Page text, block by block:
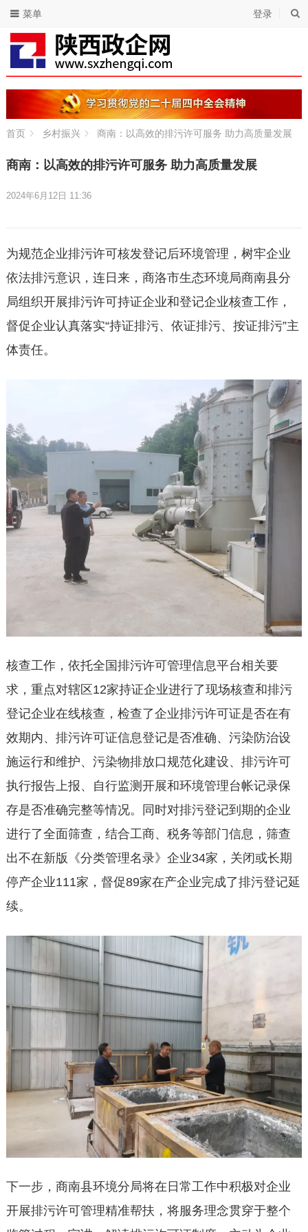
登录
菜单
首页 乡村振兴 商南：以高效的排污许可服务 助力高质量发展
商南：以高效的排污许可服务 助力高质量发展
2024年6月12日 11:36
为规范企业排污许可核发登记后环境管理，树牢企业
依法排污意识，连日来，商洛市生态环境局商南县分
局组织开展排污许可持证企业和登记企业核查工作，
督促企业认真落实“持证排污、依证排污、按证排污”主
体责任。
核查工作，依托全国排污许可管理信息平台相关要
求，重点对辖区12家持证企业进行了现场核查和排污
登记企业在线核查，检查了企业排污许可证是否在有
效期内、排污许可证信息登记是否准确、污染防治设
施运行和维护、污染物排放口规范化建设、排污许可
执行报告上报、自行监测开展和环境管理台帐记录保
存是否准确完整等情况。同时对排污登记到期的企业
进行了全面筛查，结合工商、税务等部门信息，筛查
出不在新版《分类管理名录》企业34家，关闭或长期
停产企业111家，督促89家在产企业完成了排污登记延
续。
下一步，商南县环境分局将在日常工作中积极对企业
开展排污许可管理精准帮扶，将服务理念贯穿于整个